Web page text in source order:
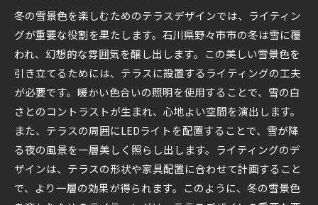
冬の雪景色を楽しむためのテラスデザインでは、ライティン
グが重要な役割を果たします。石川県野々市市の冬は雪に覆
われ、幻想的な雰囲気を醸し出します。この美しい雪景色を
引き立てるためには、テラスに設置するライティングの工夫
が必要です。暖かい色合いの照明を使用することで、雪の白
さとのコントラストが生まれ、心地よい空間を演出します。
また、テラスの周囲にLEDライトを配置することで、雪が降
る夜の風景を一層美しく照らし出します。ライティングのデ
ザインは、テラスの形状や家具配置に合わせて計画すること
で、より一層の効果が得られます。このように、冬の雪景色